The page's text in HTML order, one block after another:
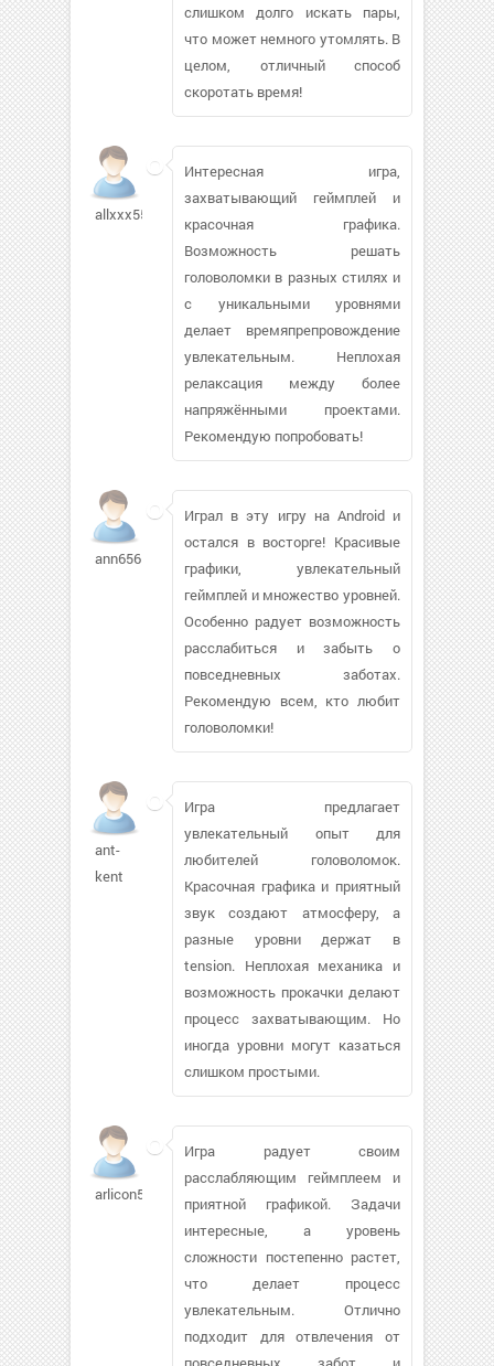
слишком долго искать пары,
что может немного утомлять. В
целом, отличный способ
скоротать время!
allxxx552
Интересная игра,
захватывающий геймплей и
красочная графика.
Возможность решать
головоломки в разных стилях и
с уникальными уровнями
делает времяпрепровождение
увлекательным. Неплохая
релаксация между более
напряжёнными проектами.
Рекомендую попробовать!
ann65658
Играл в эту игру на Android и
остался в восторге! Красивые
графики, увлекательный
геймплей и множество уровней.
Особенно радует возможность
расслабиться и забыть о
повседневных заботах.
Рекомендую всем, кто любит
головоломки!
ant-
kent
Игра предлагает
увлекательный опыт для
любителей головоломок.
Красочная графика и приятный
звук создают атмосферу, а
разные уровни держат в
tension. Неплохая механика и
возможность прокачки делают
процесс захватывающим. Но
иногда уровни могут казаться
слишком простыми.
arlicon514
Игра радует своим
расслабляющим геймплеем и
приятной графикой. Задачи
интересные, а уровень
сложности постепенно растет,
что делает процесс
увлекательным. Отлично
подходит для отвлечения от